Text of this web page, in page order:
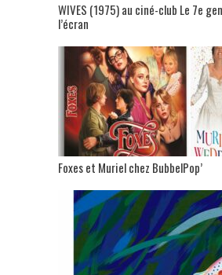
WIVES (1975) au ciné-club Le 7e
l’écran
Foxes et Muriel chez BubbelPop’